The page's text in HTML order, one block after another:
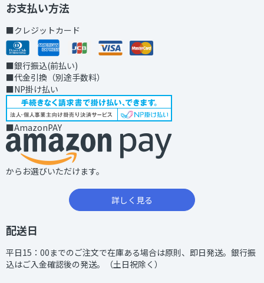
お支払い方法
■クレジットカード
■銀行振込(前払い)
■代金引換（別途手数料）
■NP掛け払い
■AmazonPAY
からお選びいただけます。
詳しく見る
配送日
平日15：00までのご注文で在庫ある場合は原則、即日発送。銀行振
込はご入金確認後の発送。（土日祝除く）